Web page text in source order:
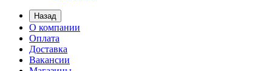
Назад
О компании
Оплата
Доставка
Вакансии